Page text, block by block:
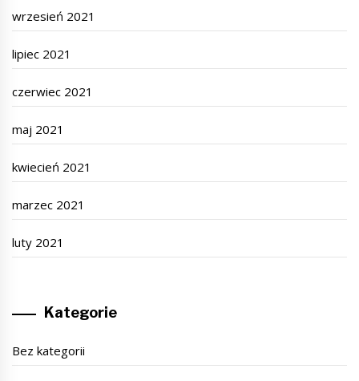
wrzesień 2021
lipiec 2021
czerwiec 2021
maj 2021
kwiecień 2021
marzec 2021
luty 2021
Kategorie
Bez kategorii